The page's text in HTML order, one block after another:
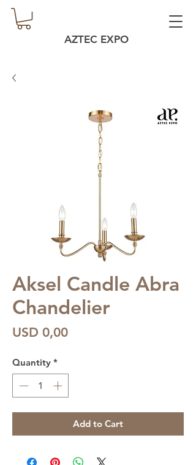
AZTEC EXPO
Aksel Candle Abra
Chandelier
USD 0,00Price
Quantity *
Add to Cart